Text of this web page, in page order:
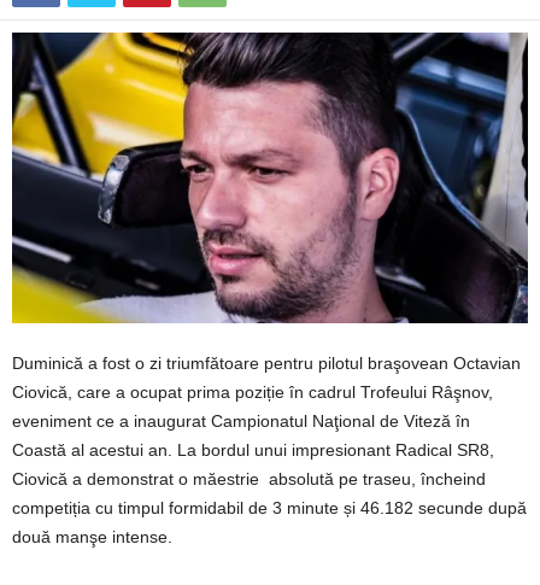
Duminică a fost o zi triumfătoare pentru pilotul braşovean Octavian
Ciovică, care a ocupat prima poziție în cadrul Trofeului Râşnov,
eveniment ce a inaugurat Campionatul Naţional de Viteză în
Coastă al acestui an. La bordul unui impresionant Radical SR8,
Ciovică a demonstrat o măestrie absolută pe traseu, încheind
competiția cu timpul formidabil de 3 minute și 46.182 secunde după
două manşe intense.